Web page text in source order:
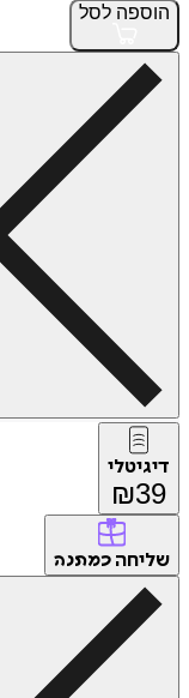
הוספה לסל
דיגיטלי
₪39
שליחה כמתנה